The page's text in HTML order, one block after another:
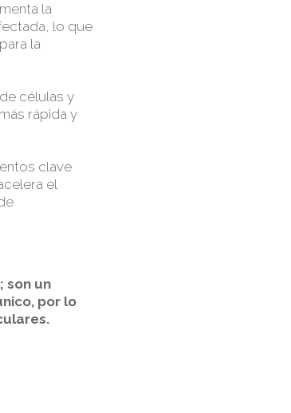
la
lo que
la
células y
rápida y
clave
el
son un
por lo